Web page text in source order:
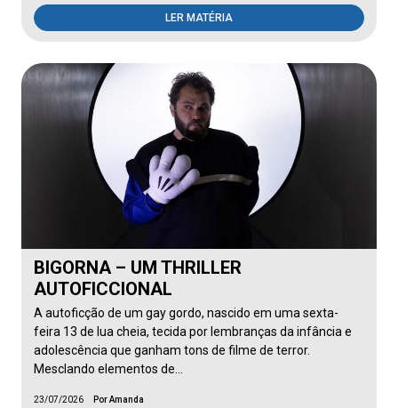
LER MATÉRIA
BIGORNA – UM THRILLER
AUTOFICCIONAL
A autoficção de um gay gordo, nascido em uma sexta-
feira 13 de lua cheia, tecida por lembranças da infância e
adolescência que ganham tons de filme de terror.
Mesclando elementos de…
23/07/2026 Por Amanda